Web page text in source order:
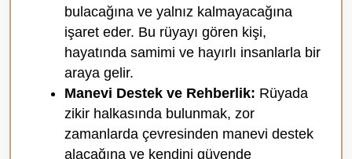
bulacağına ve yalnız kalmayacağına
işaret eder. Bu rüyayı gören kişi,
hayatında samimi ve hayırlı insanlarla bir
araya gelir.
Manevi Destek ve Rehberlik: Rüyada
zikir halkasında bulunmak, zor
zamanlarda çevresinden manevi destek
alacağına ve kendini güvende